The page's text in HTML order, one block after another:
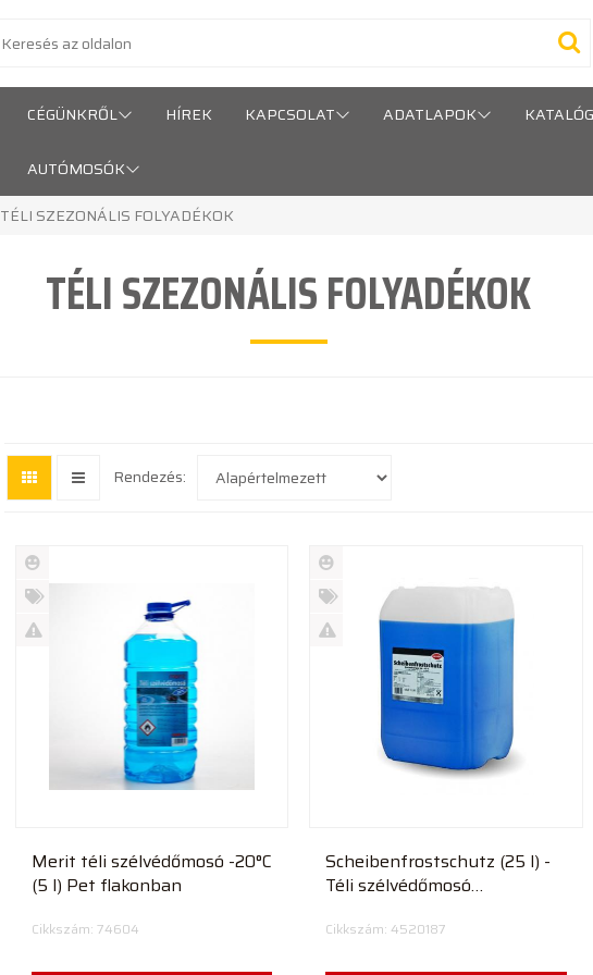
CÉGÜNKRŐL HÍREK KAPCSOLAT ADATLAPOK
AUTÓMOSÓK
TÉLI SZEZONÁLIS FOLYADÉKOK
TÉLI SZEZONÁLIS FOLYADÉKOK
Rendezés:
Új
termék
%
Merit téli szélvédőmosó -20°C
(5 l) Pet flakonban
Cikkszám: 74604
Új
termék
%
Scheibenfrostschutz (25 l) -
Téli szélvédőmosó
Cikkszám: 4520187